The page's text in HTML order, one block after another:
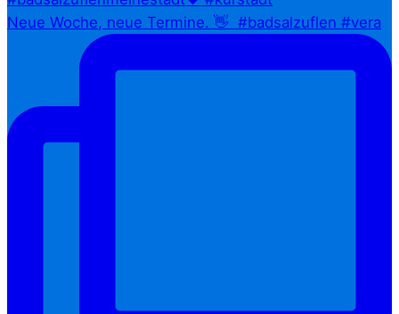
Neue Woche, neue Termine. 👋⁠ ⁠ #badsalzuflen #vera